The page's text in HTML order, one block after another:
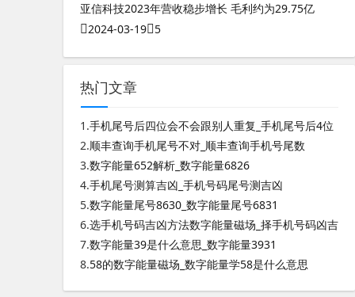
亚信科技2023年营收稳步增长 毛利约为29.75亿
2024-03-19 5
热门文章
1.手机尾号后四位会不会跟别人重复_手机尾号后4位
2.顺丰查询手机尾号不对_顺丰查询手机号尾数
3.数字能量652解析_数字能量6826
4.手机尾号测算吉凶_手机号码尾号测吉凶
5.数字能量尾号8630_数字能量尾号6831
6.选手机号码吉凶方法数字能量磁场_择手机号码凶吉
7.数字能量39是什么意思_数字能量3931
8.58的数字能量磁场_数字能量学58是什么意思